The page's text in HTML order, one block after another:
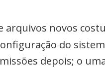
arquivos novos
do
depois; o